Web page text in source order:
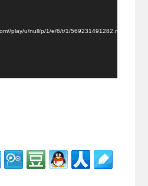
play/u/null/p/1/e/6/t/1/569231491282.mp4?